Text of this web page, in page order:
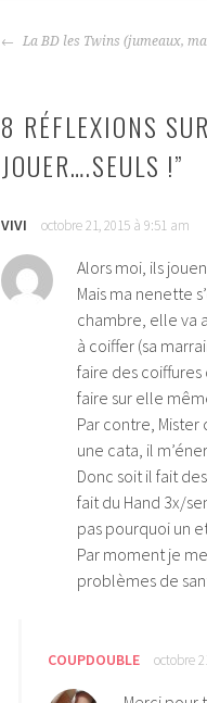
NAVIGATION
La BD les Twins (jumeaux,
8 RÉFLEXIONS
JOUER….SEULS !”
VIVI octobre 21, 2015 à 9:51 am
Alors moi, ils
Mais ma nenette
chambre, elle va
à coiffer (sa
faire des
faire sur elle
Par contre, Mister
une cata, il
Donc soit il fait
fait du Hand 3x/
pas pourquoi un
Par moment je
problèmes de
COUPDOUBLE octobre